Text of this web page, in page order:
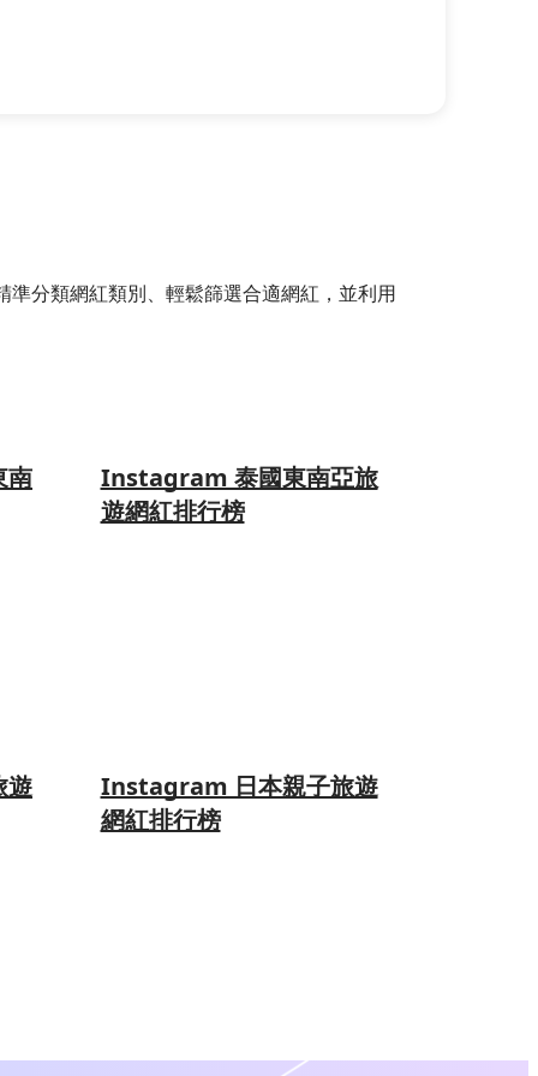
分類網紅類別、輕鬆篩選合適網紅，並利用
南
Instagram 泰國東南亞旅
遊網紅排行榜
遊
Instagram 日本親子旅遊
網紅排行榜